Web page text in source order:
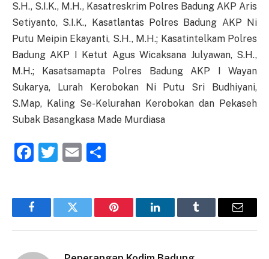
S.H., S.I.K., M.H., Kasatreskrim Polres Badung AKP Aris
Setiyanto, S.I.K., Kasatlantas Polres Badung AKP Ni
Putu Meipin Ekayanti, S.H., M.H.; Kasatintelkam Polres
Badung AKP I Ketut Agus Wicaksana Julyawan, S.H.,
M.H.; Kasatsamapta Polres Badung AKP I Wayan
Sukarya, Lurah Kerobokan Ni Putu Sri Budhiyani,
S.Map, Kaling Se-Kelurahan Kerobokan dan Pekaseh
Subak Basangkasa Made Murdiasa
Facebook
Twitter
Email
FacebookTwitter Pinterest LinkedInTumblr Email